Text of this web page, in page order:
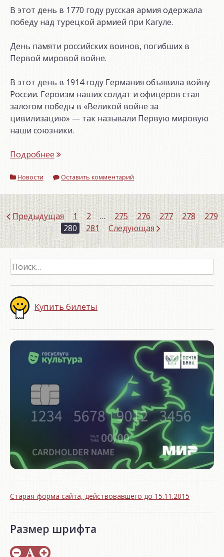
В этот день в 1770 году русская армия одержала
победу над турецкой армией при Кагуле.
День памяти российских воинов, погибших в
Первой мировой войне.
В этот день в 1914 году Германия объявила войну
России. Героизм наших солдат и офицеров стал
залогом победы в «Великой войне за
цивилизацию» — так называли Первую мировую
наши союзники.
Подробнее «Памятная
военной
России»
Новости Оставить комментарий
Навигация
по
записям
Предыдущая 1 2 … 275 276 277 278
279
280
281 Следующая
Найти:
Купить билеты
Старая форма сайта, действовавшего до 15.11.2015
Размер шрифта